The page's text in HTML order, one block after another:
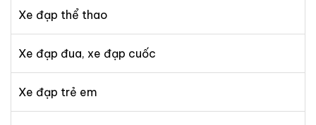
Xe đạp thể thao
Xe đạp đua, xe đạp cuốc
Xe đạp trẻ em